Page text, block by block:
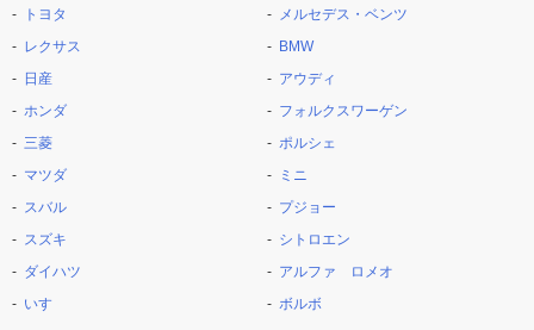
トヨタ
レクサス
日産
ホンダ
三菱
マツダ
スバル
スズキ
ダイハツ
いすゞ
メルセデス・ベンツ
BMW
アウディ
フォルクスワーゲン
ポルシェ
ミニ
プジョー
シトロエン
アルファ ロメオ
ボルボ